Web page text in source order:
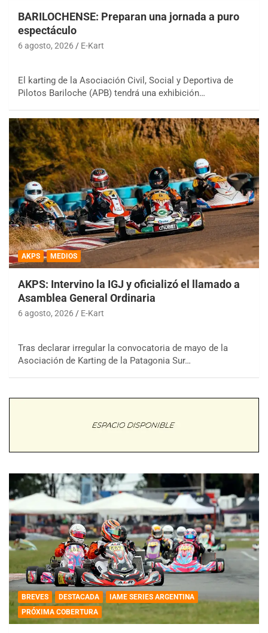
BARILOCHENSE: Preparan una jornada a puro
espectáculo
6 agosto, 2026 E-Kart
El karting de la Asociación Civil, Social y Deportiva de
Pilotos Bariloche (APB) tendrá una exhibición…
AKPS MEDIOS
AKPS: Intervino la IGJ y oficializó el llamado a
Asamblea General Ordinaria
6 agosto, 2026 E-Kart
Tras declarar irregular la convocatoria de mayo de la
Asociación de Karting de la Patagonia Sur…
BREVES DESTACADA
IAME SERIES ARGENTINA
PRÓXIMA COBERTURA